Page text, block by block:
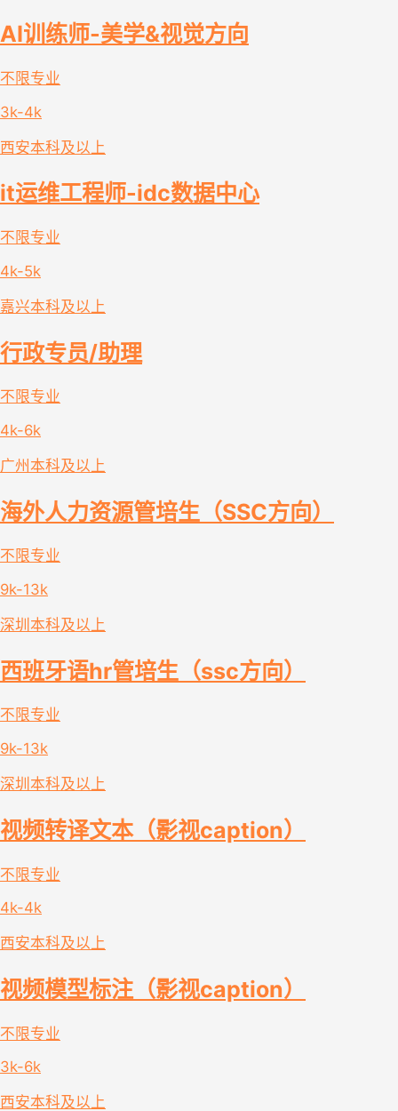
AI训练师-美学&视觉方向
不限专业
3k-4k
西安本科及以上
it运维工程师-idc数据中心
不限专业
4k-5k
嘉兴本科及以上
行政专员/助理
不限专业
4k-6k
广州 本科及以上
海外人力资源管培生（SSC方向）
不限专业
9k-13k
深圳 本科及以上
西班牙语hr管培生（ssc方向）
不限专业
9k-13k
深圳 本科及以上
视频转译文本（影视caption）
不限专业
4k-4k
西安本科及以上
视频模型标注（影视caption）
不限专业
3k-6k
西安本科及以上